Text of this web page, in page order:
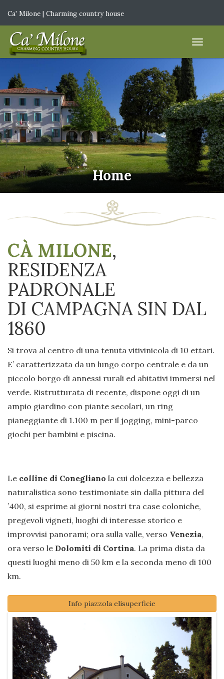
Ca' Milone | Charming country house
Home
CÀ MILONE,
RESIDENZA
PADRONALE
DI CAMPAGNA SIN DAL
1860
Si trova al centro di una tenuta vitivinicola di 10 ettari.
E’ caratterizzata da un lungo corpo centrale e da un
piccolo borgo di annessi rurali ed abitativi immersi nel
verde. Ristrutturata di recente, dispone oggi di un
ampio giardino con piante secolari, un ring
pianeggiante di 1.100 m per il jogging, mini-parco
giochi per bambini e piscina.
Le colline di Conegliano la cui dolcezza e bellezza
naturalistica sono testimoniate sin dalla pittura del
’400, si esprime ai giorni nostri tra case coloniche,
pregevoli vigneti, luoghi di interesse storico e
improvvisi panorami; ora sulla valle, verso Venezia,
ora verso le Dolomiti di Cortina. La prima dista da
questi luoghi meno di 50 km e la seconda meno di 100
km.
Info piazzola elisuperficie